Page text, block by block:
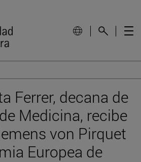
Ferrer, decana de
Medicina, recibe
von Pirquet
Europea de